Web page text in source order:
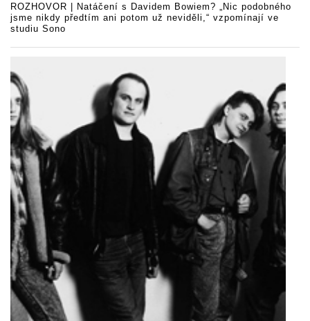
ROZHOVOR | Natáčení s Davidem Bowiem? „Nic podobného
jsme nikdy předtím ani potom už neviděli,“ vzpomínají ve
studiu Sono